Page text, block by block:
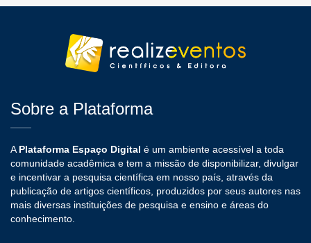
Sobre a Plataforma
A Plataforma Espaço Digital é um ambiente acessível a toda
comunidade acadêmica e tem a missão de disponibilizar, divulgar
e incentivar a pesquisa científica em nosso país, através da
publicação de artigos científicos, produzidos por seus autores nas
mais diversas instituições de pesquisa e ensino e áreas do
conhecimento.